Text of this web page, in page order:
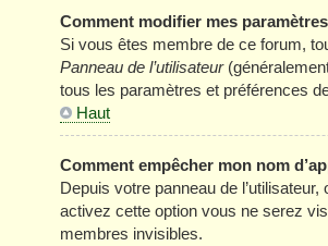
Comment modifier mes
Si vous êtes membre de ce forum,
Panneau de l’utilisateur
tous les paramètres et préférences
Haut
Comment empêcher mon nom
Depuis votre panneau de
activez cette option vous ne serez
membres invisibles.